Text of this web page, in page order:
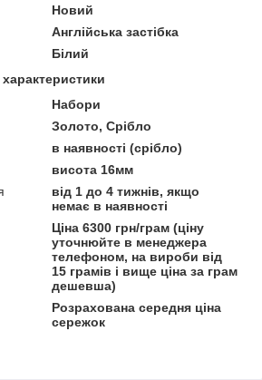
Новий
Англійська застібка
Білий
Набори
Золото, Срібло
в наявності (срібло)
висота 16мм
від 1 до 4 тижнів, якщо
немає в наявності
Ціна 6300 грн/грам (ціну
уточнюйте в менеджера
телефоном, на вироби від
15 грамів і вище ціна за грам
дешевша)
Розрахована середня ціна
сережок